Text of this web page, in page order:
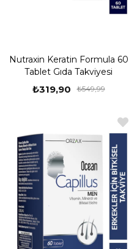
Nutraxin Keratin Formula 60
Tablet Gıda Takviyesi
₺319,90 ₺549,99